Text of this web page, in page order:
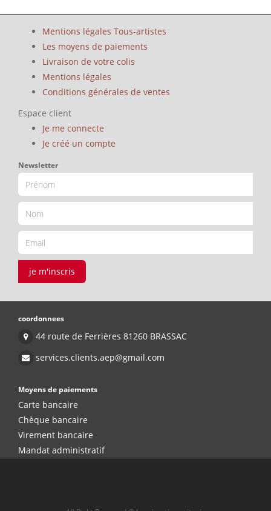
Mentions légales Tous-artistes
Les moyens de paiements
Livraison de votre colis
Mentions légales
Conditions générales de ventes
Espace client
Je me connecte
Je créé un compte
Newsletter
je m'inscris
coordonnees
44 route de Ferrières 81260 BRASSAC
services.clients.aep@gmail.com
Moyens de paiements
Carte bancaire
Chèque bancaire
Virement bancaire
Mandat administratif